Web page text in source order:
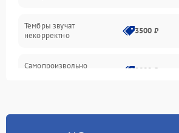
Аудио
Оптика
Тембры звучат
некорректно
3500 ₽
Самопроизвольно
2800 ₽